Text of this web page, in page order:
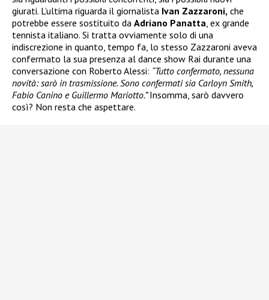
giurati. L’ultima riguarda il giornalista Ivan Zazzaroni, che
potrebbe essere sostituito da Adriano Panatta, ex grande
tennista italiano. Si tratta ovviamente solo di una
indiscrezione in quanto, tempo fa, lo stesso Zazzaroni aveva
confermato la sua presenza al dance show Rai durante una
conversazione con Roberto Alessi: “Tutto confermato, nessuna
novità: sarò in trasmissione. Sono confermati sia Carloyn Smith,
Fabio Canino e Guillermo Mariotto.”Insomma, sarò davvero
così? Non resta che aspettare.